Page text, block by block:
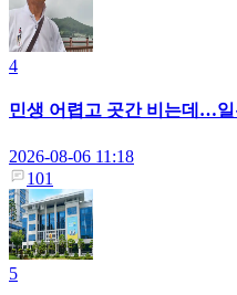
4
민생 어렵고 곳간 비는데…
2026-08-06 11:18
101
5